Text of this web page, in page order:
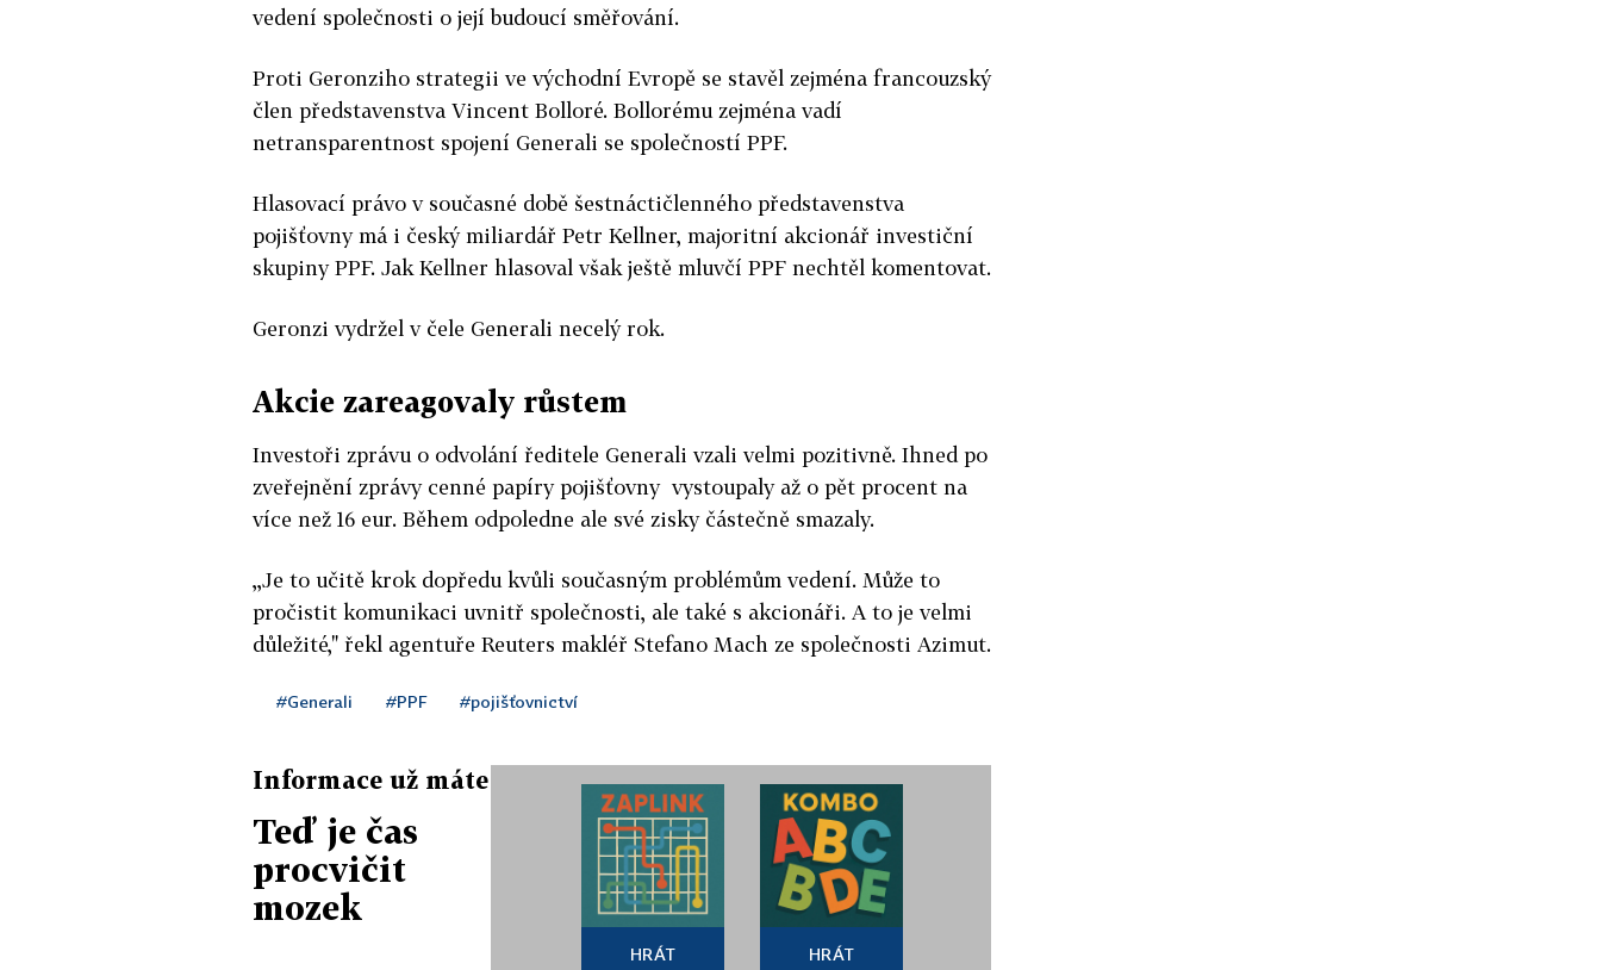
vedení společnosti o její budoucí směřování.
Proti Geronziho strategii ve východní Evropě se stavěl zejména francouzský
člen představenstva Vincent Bolloré. Bollorému zejména vadí
netransparentnost spojení Generali se společností PPF.
Hlasovací právo v současné době šestnáctičlenného představenstva
pojišťovny má i český miliardář Petr Kellner, majoritní akcionář investiční
skupiny PPF. Jak Kellner hlasoval však ještě mluvčí PPF nechtěl komentovat.
Geronzi vydržel v čele Generali necelý rok.
Akcie zareagovaly růstem
Investoři zprávu o odvolání ředitele Generali vzali velmi pozitivně. Ihned po
zveřejnění zprávy cenné papíry pojišťovny vystoupaly až o pět procent na
více než 16 eur. Během odpoledne ale své zisky částečně smazaly.
,,Je to učitě krok dopředu kvůli současným problémům vedení. Může to
pročistit komunikaci uvnitř společnosti, ale také s akcionáři. A to je velmi
důležité," řekl agentuře Reuters makléř Stefano Mach ze společnosti Azimut.
#Generali #PPF #pojišťovnictví
Informace už máte
Teď je čas
procvičit
mozek
HRÁT HRÁT